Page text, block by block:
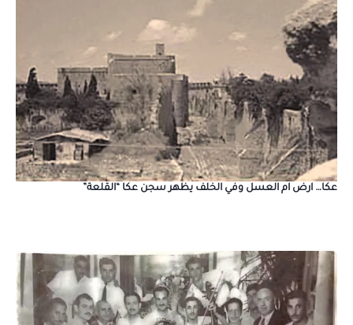
عكا… ارض ام العسل وفي الخلف يظهر سجن عكا “القلعة”